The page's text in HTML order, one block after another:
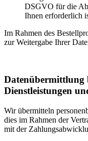
DSGVO für die
Ihnen erforderlich
Im Rahmen des
zur Weitergabe Ihrer
Datenübermittlung
Dienstleistungen
Wir übermitteln
dies im Rahmen der
mit der